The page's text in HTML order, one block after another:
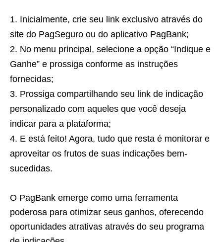
Inicialmente, crie seu link exclusivo através do
site do PagSeguro ou do aplicativo PagBank;
No menu principal, selecione a opção “Indique e
Ganhe” e prossiga conforme as instruções
fornecidas;
Prossiga compartilhando seu link de indicação
personalizado com aqueles que você deseja
indicar para a plataforma;
E está feito! Agora, tudo que resta é monitorar e
aproveitar os frutos de suas indicações bem-
sucedidas.
O PagBank emerge como uma ferramenta
poderosa para otimizar seus ganhos, oferecendo
oportunidades atrativas através do seu programa